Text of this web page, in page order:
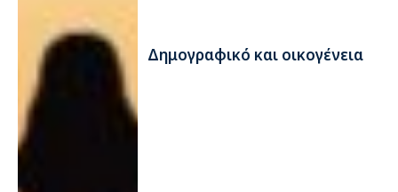
Δημογραφικό και οικογένεια